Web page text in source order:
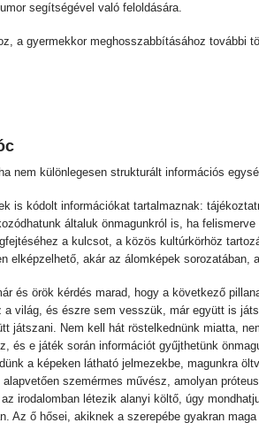
segítségével való feloldására.
a gyermekkor meghosszabbításához további
nem különlegesen strukturált információs
is kódolt információkat tartalmaznak:
általuk önmagunkról is, ha
a kulcsot, a közös kultúrkörhöz
elképzelhető, akár az álomképek
és örök kérdés marad, hogy a következő
a világ, és észre sem vesszük, már együtt is
játszani. Nem kell hát röstelkednünk miatta,
és e játék során információt gyűjthetünk
a képeken látható jelmezekbe, magunkra
szemérmes művész, amolyan
irodalomban létezik alanyi költő, úgy
Az ő hősei, akiknek a szerepébe gyakran